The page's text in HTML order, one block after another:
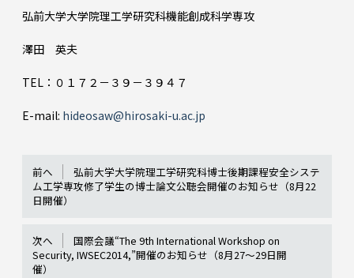
弘前大学大学院理工学研究科機能創成科学専攻
澤田 英夫
TEL：０１７２－３９－３９４７
E-mail: hideosaw@hirosaki-u.ac.jp
前へ
弘前大学大学院理工学研究科博士後期課程安全システ
ム工学専攻修了学生の博士論文公聴会開催のお知らせ（8月22
日開催）
次へ
国際会議“The 9th International Workshop on
Security, IWSEC2014,”開催のお知らせ（8月27～29日開
催）